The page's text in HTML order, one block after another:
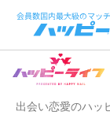
出会い恋愛のハッ